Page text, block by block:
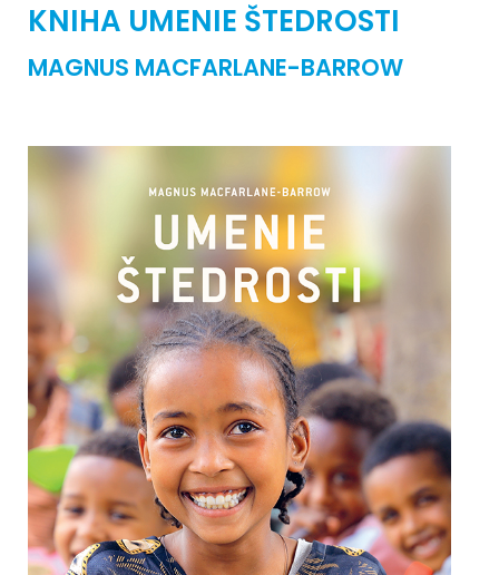
KNIHA UMENIE ŠTEDROSTI
MAGNUS MACFARLANE-BARROW